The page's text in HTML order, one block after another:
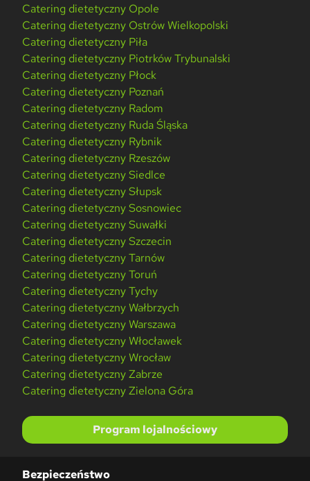
Catering dietetyczny Opole
Catering dietetyczny Ostrów Wielkopolski
Catering dietetyczny Piła
Catering dietetyczny Piotrków Trybunalski
Catering dietetyczny Płock
Catering dietetyczny Poznań
Catering dietetyczny Radom
Catering dietetyczny Ruda Śląska
Catering dietetyczny Rybnik
Catering dietetyczny Rzeszów
Catering dietetyczny Siedlce
Catering dietetyczny Słupsk
Catering dietetyczny Sosnowiec
Catering dietetyczny Suwałki
Catering dietetyczny Szczecin
Catering dietetyczny Tarnów
Catering dietetyczny Toruń
Catering dietetyczny Tychy
Catering dietetyczny Wałbrzych
Catering dietetyczny Warszawa
Catering dietetyczny Włocławek
Catering dietetyczny Wrocław
Catering dietetyczny Zabrze
Catering dietetyczny Zielona Góra
Program lojalnościowy
Bezpieczeństwo